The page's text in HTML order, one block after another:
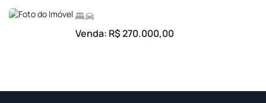
Venda: R$ 270.000,00